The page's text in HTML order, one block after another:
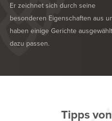
Er zeichnet sich durch seine
besonderen Eigenschaften aus
haben einige Gerichte
dazu passen.
KÖSTLICH ZU
Tipps